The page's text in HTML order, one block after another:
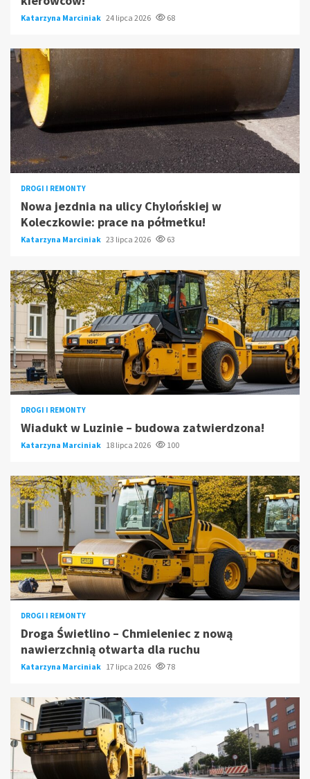
Katarzyna Marciniak 24 lipca 2026 68
DROGI I REMONTY
Nowa jezdnia na ulicy Chylońskiej w
Koleczkowie: prace na półmetku!
Katarzyna Marciniak 23 lipca 2026 63
DROGI I REMONTY
Wiadukt w Luzinie – budowa zatwierdzona!
Katarzyna Marciniak 18 lipca 2026 100
DROGI I REMONTY
Droga Świetlino – Chmieleniec z nową
nawierzchnią otwarta dla ruchu
Katarzyna Marciniak 17 lipca 2026 78